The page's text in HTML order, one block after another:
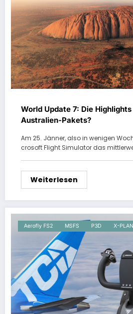
World Update 7: Die Highlights
Australien-Pakets?
Am 25. Jänner, also in wenigen
crosoft Flight Simulator das
Weiterlesen
Aerofly FS2 MSFS P3D X-